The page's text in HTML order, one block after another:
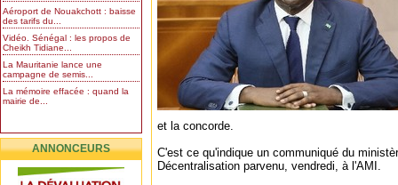
Aéroport de Nouakchott : baisse
des tarifs du...
Vidéo. Sénégal : les propos de
Cheikh Tidiane...
La Mauritanie lance une
campagne de semis...
La mémoire effacée : quand la
mairie de...
ANNONCEURS
et la concorde.
C'est ce qu'indique un communiqué du
Décentralisation parvenu, vendredi, à l'AMI.